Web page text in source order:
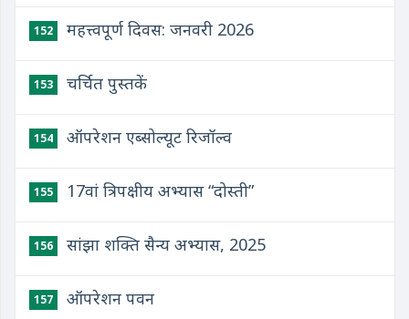
152 महत्त्वपूर्ण दिवस: जनवरी 2026
153 चर्चित पुस्तकें
154 ऑपरेशन एब्सोल्यूट रिजॉल्व
155 17वां त्रिपक्षीय अभ्यास “दोस्‍ती”
156 सांझा शक्ति सैन्य अभ्यास, 2025
157 ऑपरेशन पवन